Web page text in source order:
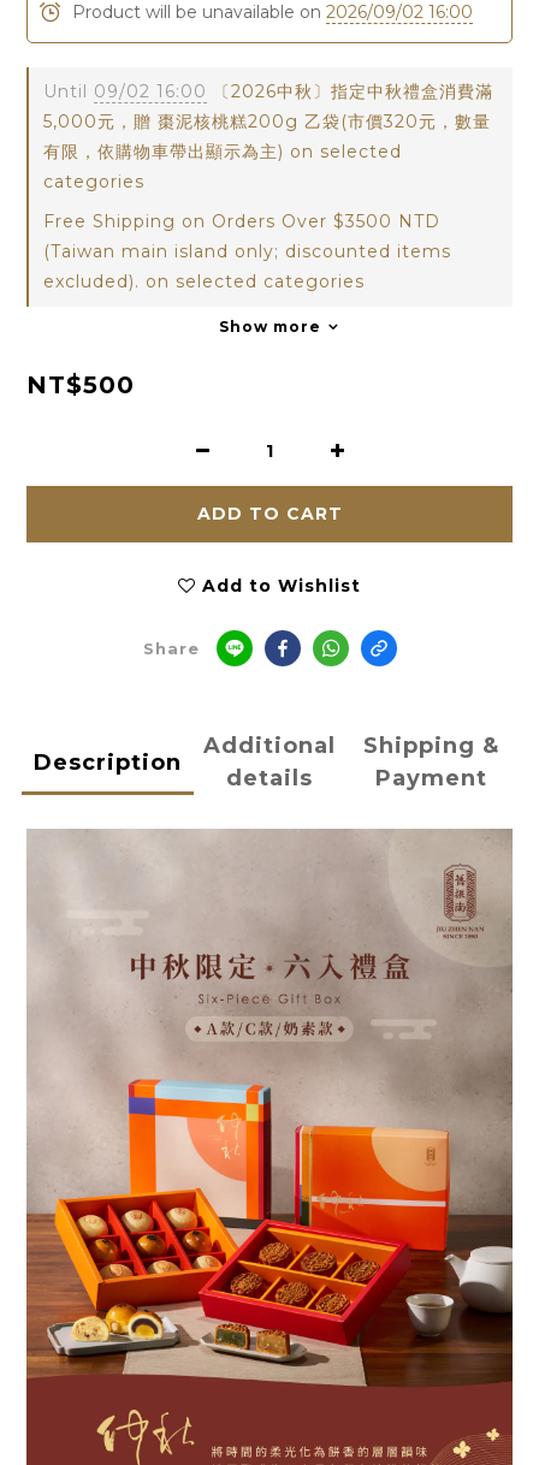
Product will be unavailable on 2026/09/02 16:00
Until 09/02 16:00
〔2026中秋〕指定中秋禮盒消費滿
5,000元，贈 棗泥核桃糕200g 乙袋(市價320元，數量
有限，依購物車帶出顯示為主) on selected
categories
Free Shipping on Orders Over $3500 NTD
(Taiwan main island only; discounted items
excluded). on selected categories
Show more
NT$500
ADD TO CART
Add to Wishlist
Share
Description
Additional
details
Shipping &
Payment